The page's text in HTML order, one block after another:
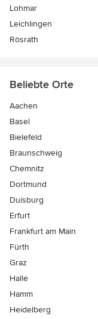
Lohmar
Leichlingen
Rösrath
Beliebte Orte
Aachen
Basel
Bielefeld
Braunschweig
Chemnitz
Dortmund
Duisburg
Erfurt
Frankfurt am Main
Fürth
Graz
Halle
Hamm
Heidelberg